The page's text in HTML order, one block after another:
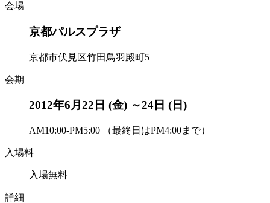
会場
京都パルスプラザ
京都市伏見区竹田鳥羽殿町5
会期
2012年6月22日 (金) ～24日 (日)
AM10:00-PM5:00 （最終日はPM4:00まで）
入場料
入場無料
詳細